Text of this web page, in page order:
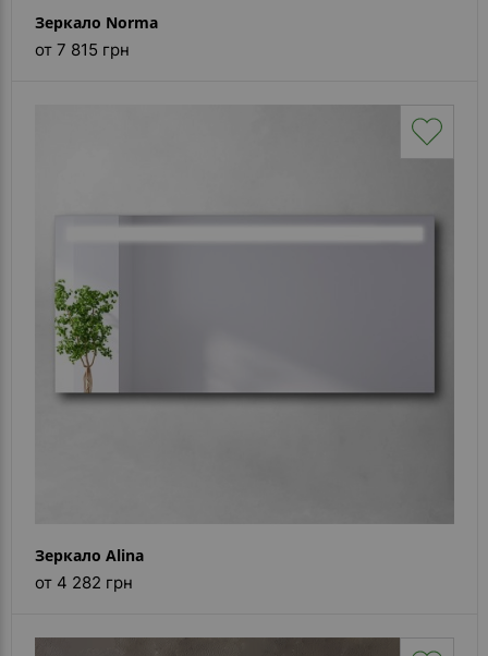
Зеркало Norma
от 7 815 грн
Зеркало Alina
от 4 282 грн